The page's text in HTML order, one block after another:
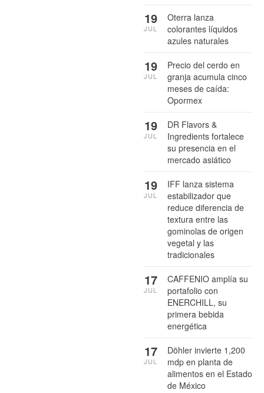
Oterra lanza
colorantes líquidos
azules naturales
19
JUL
Precio del cerdo en
granja acumula cinco
meses de caída:
Opormex
19
JUL
DR Flavors &
Ingredients fortalece
su presencia en el
mercado asiático
19
JUL
IFF lanza sistema
estabilizador que
reduce diferencia de
textura entre las
gominolas de origen
vegetal y las
tradicionales
19
JUL
CAFFENIO amplía su
portafolio con
ENERCHILL, su
primera bebida
energética
17
JUL
Döhler invierte 1,200
mdp en planta de
alimentos en el Estado
de México
17
JUL